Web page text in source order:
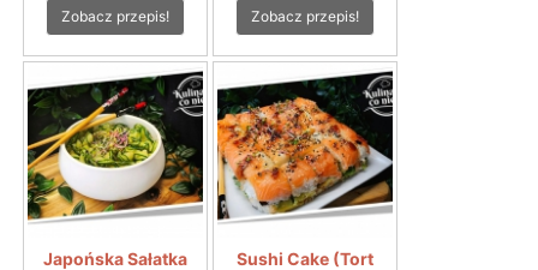
Zobacz przepis! Zobacz przepis!
Japońska Sałatka
Sushi Cake (Tort